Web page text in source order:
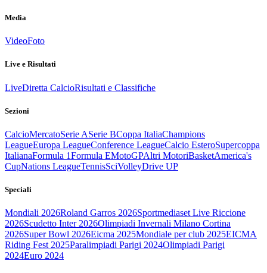
Media
VideoFoto
Live e Risultati
LiveDiretta CalcioRisultati e Classifiche
Sezioni
CalcioMercatoSerie ASerie BCoppa ItaliaChampions
LeagueEuropa LeagueConference LeagueCalcio EsteroSupercoppa
ItalianaFormula 1Formula EMotoGPAltri MotoriBasketAmerica's
CupNations LeagueTennisSciVolleyDrive UP
Speciali
Mondiali 2026Roland Garros 2026Sportmediaset Live Riccione
2026Scudetto Inter 2026Olimpiadi Invernali Milano Cortina
2026Super Bowl 2026Eicma 2025Mondiale per club 2025EICMA
Riding Fest 2025Paralimpiadi Parigi 2024Olimpiadi Parigi
2024Euro 2024